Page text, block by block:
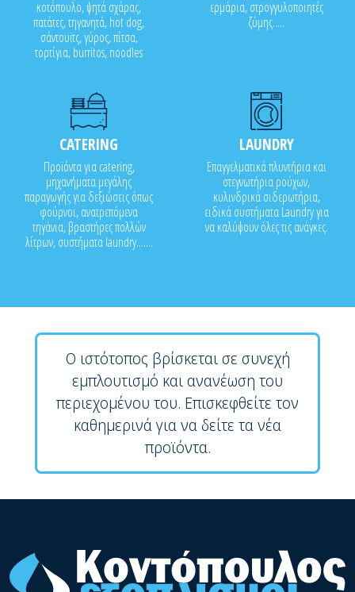
κοτόπουλο, ψητά σχάρας,
πατάτες, τηγανητά, hot dog,
σάντουϊτς, γύρος, πίτσα,
τορτίγια, burritos, noodles
ερμάρια, στρογγυλοποιητές
ζύμης.....
CATERING
Προϊόντα για catering,
μηχανήματα μεγάλης
παραγωγής για δεξιώσεις όπως
φούρνοι, ανατρεπόμενα
τηγάνια, βραστήρες πολλών
λίτρων, συστήματα laundry.......
LAUNDRY
Επαγγελματικά πλυντήρια και
στεγνωτήρια ρούχων,
κυλινδρικά σιδερωτήρια,
ειδικά συστήματα Laundry για
να καλύψουν όλες τις ανάγκες.
Ο ιστότοπος βρίσκεται σε συνεχή
εμπλουτισμό και ανανέωση του
περιεχομένου του. Επισκεφθείτε τον
καθημερινά για να δείτε τα νέα
προϊόντα.